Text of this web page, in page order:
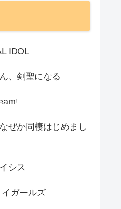
IDOL
、剣聖になる
ぜか同棲はじめまし
シス
ガールズ